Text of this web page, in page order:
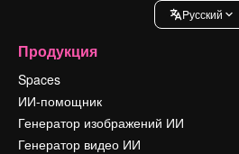
Pусский
Продукция
Spaces
ИИ-помощник
Генератор изображений ИИ
Генератор видео ИИ